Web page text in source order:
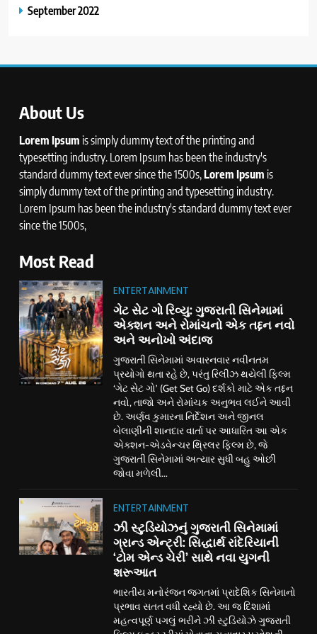
September 2022
About Us
Lorem Ipsum is simply dummy text of the printing and
typesetting industry. Lorem Ipsum has been the industry's
standard dummy text ever since the 1500s,Lorem Ipsum is
simply dummy text of the printing and typesetting industry.
Lorem Ipsum has been the industry's standard dummy text ever
since the 1500s,
Most Read
ENTERTAINMENT
ગેટ સેટ ગો રિવ્યુ: ગુજરાતી સિનેમામાં
એક્શન અને રોમાંચનો એક તદ્દન નવો
અને અનોખો અંદાજ
ગુજરાતી સિનેમામાં અવારનવાર નવીનતમ
પ્રયોગો થતા રહે છે, પરંતુ રિલીઝ થયેલી ફિલ્મ
‘ગેટ સેટ ગો’ (Get Set Go) દર્શકો માટે એક તદ્દન
નવો, તાજો અને રોમાંચક અનુભવ લઈને આવી
છે. અર્ણવ કુમારના નિર્દેશન અને જીનલ
બેલાણીની શાનદાર વાર્તા પર આધારિત આ એક
એક્શન-એડવેન્ચર થ્રિલર ફિલ્મ છે, જે
ગુજરાતી સિનેમામાં અત્યાર સુધી બહુ ઓછી
જોવા મળેલી...
ENTERTAINMENT
ઝી સ્ટુડિયોઝનું ગુજરાતી સિનેમામાં
ગ્રાન્ડ એન્ટ્રી: સિદ્ધાર્થ રાંદેરિયાની
‘ટોમ એન્ડ ચેરી’ સાથે નવા યુગની
શરૂઆત
ભારતીય મનોરંજન જગતમાં પ્રાદેશિક સિનેમાનો
પ્રભાવ સતત વધી રહ્યો છે. આ જ દિશામાં
મહત્વપૂર્ણ પગલું ભરીને ઝી સ્ટુડિયોઝે ગુજરાતી